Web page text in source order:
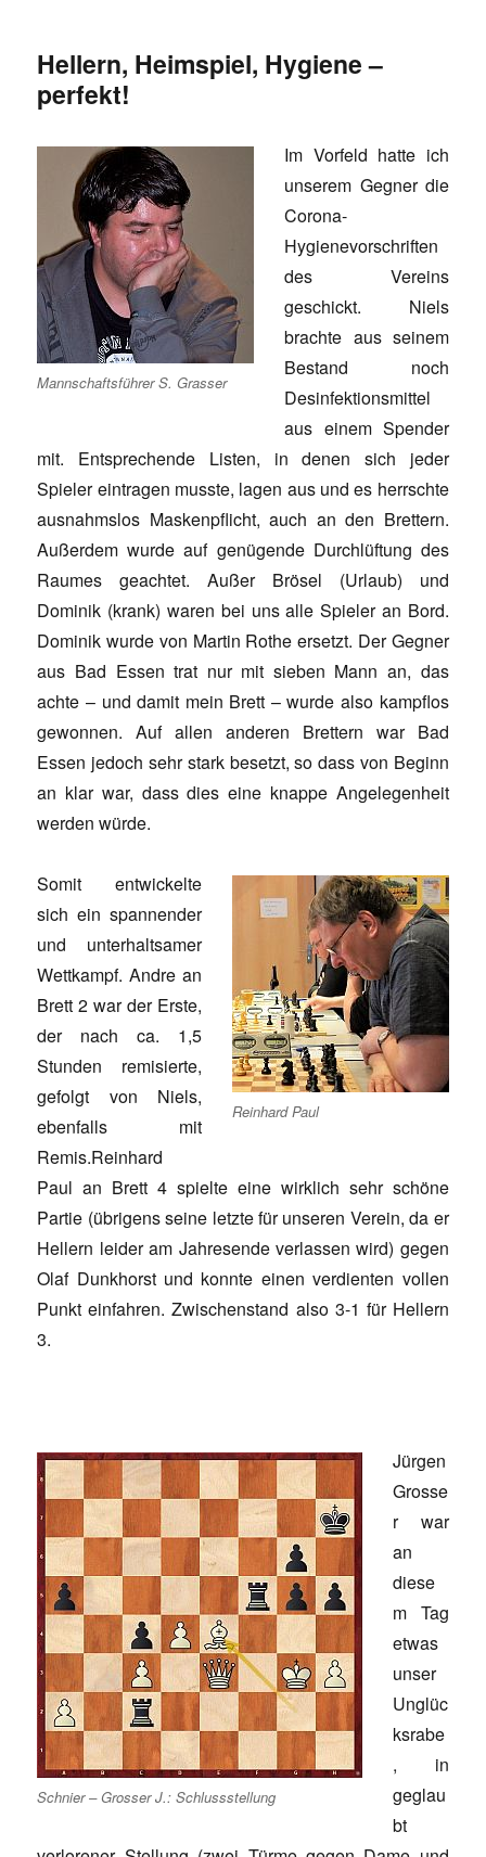
Hellern, Heimspiel, Hygiene –
perfekt!
Mannschaftsführer S. Grasser
Im Vorfeld hatte ich
unserem Gegner die
Corona-
Hygienevorschriften
des Vereins
geschickt. Niels
brachte aus seinem
Bestand noch
Desinfektionsmittel
aus einem Spender
mit. Entsprechende Listen, in denen sich jeder
Spieler eintragen musste, lagen aus und es herrschte
ausnahmslos Maskenpflicht, auch an den Brettern.
Außerdem wurde auf genügende Durchlüftung des
Raumes geachtet. Außer Brösel (Urlaub) und
Dominik (krank) waren bei uns alle Spieler an Bord.
Dominik wurde von Martin Rothe ersetzt. Der Gegner
aus Bad Essen trat nur mit sieben Mann an, das
achte – und damit mein Brett – wurde also kampflos
gewonnen. Auf allen anderen Brettern war Bad
Essen jedoch sehr stark besetzt, so dass von Beginn
an klar war, dass dies eine knappe Angelegenheit
werden würde.
Reinhard Paul
Somit entwickelte
sich ein spannender
und unterhaltsamer
Wettkampf. Andre an
Brett 2 war der Erste,
der nach ca. 1,5
Stunden remisierte,
gefolgt von Niels,
ebenfalls mit
Remis.Reinhard
Paul an Brett 4 spielte eine wirklich sehr schöne
Partie (übrigens seine letzte für unseren Verein, da er
Hellern leider am Jahresende verlassen wird) gegen
Olaf Dunkhorst und konnte einen verdienten vollen
Punkt einfahren. Zwischenstand also 3-1 für Hellern
3.
Schnier – Grosser J.: Schlussstellung
Jürgen
Grosse
r war
an
diese
m Tag
etwas
unser
Unglüc
ksrabe
, in
geglau
bt